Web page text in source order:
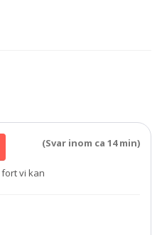
(Svar inom ca 14 min)
vi kan